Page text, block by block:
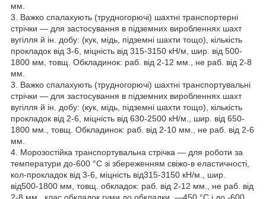
мм.
3. Важко спалахують (трудногорючі) шахтні транспортерні
стрічки — для застосування в підземних виробленнях шахт
вугілля й ін. добу: (кук, мідь, підземні шахти тощо), кількість
прокладок від 3-6, міцність від 315-3150 кН/м, шир. від 500-
1800 мм, товщ. Обкладинок: раб. від 2-12 мм., не раб. від 2-8
мм.
3. Важко спалахують (трудногорючі) шахтні транспортувальні
стрічки — для застосування в підземних виробленнях шахт
вугілля й ін. добу: (кук, мідь, підземні шахти тощо), кількість
прокладок від 2-6, міцність від 630-2500 кН/м., шир. від 650-
1800 мм., товщ. Обкладинок: раб. від 2-10 мм., не раб. від 2-6
мм.
4. Морозостійка транспортувальна стрічка — для роботи за
температури до-600 °C зі збереженням свіжо-в еластичності,
кол-прокладок від 3-6, міцність від315-3150 кН/м., шир.
від500-1800 мм, товщ. обкладок: раб. від 2-12 мм., не раб. від
2-8 мм., клас обкладок гуми до обкладки. —450 °C і до -600